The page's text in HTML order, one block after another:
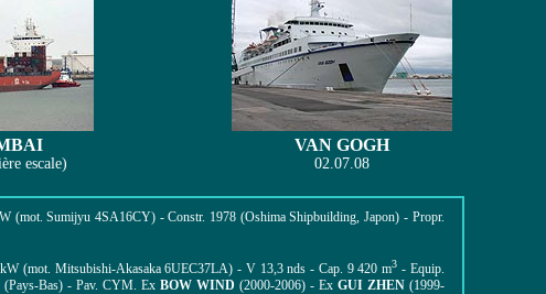
escale)
VAN GOGH
02.07.08
(mot. Sumijyu 4SA16CY) - Constr. 1978 (Oshima Shipbuilding, Japon) - Propr.
(mot. Mitsubishi-Akasaka 6UEC37LA) - V 13,3 nds - Cap. 9 420 m3 - Equip.
Bas) - Pav. CYM. Ex BOW WIND (2000-2006) - Ex GUI ZHEN(1999-